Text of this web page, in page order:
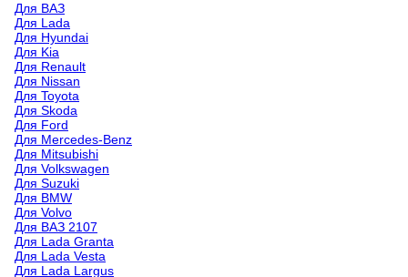
Для ВАЗ
Для Lada
Для Hyundai
Для Kia
Для Renault
Для Nissan
Для Toyota
Для Skoda
Для Ford
Для Mercedes-Benz
Для Mitsubishi
Для Volkswagen
Для Suzuki
Для BMW
Для Volvo
Для ВАЗ 2107
Для Lada Granta
Для Lada Vesta
Для Lada Largus